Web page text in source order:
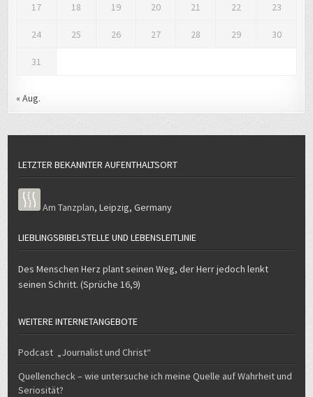
17 18 19 20 21 22 23
24 25 26 27 28 29 30
31
« Aug.
LETZTER BEKANNTER AUFENTHALTSORT
Am Tanzplan,Leipzig,Germany
LIEBLINGSBIBELSTELLE UND LEBENSLEITLINIE
Des Menschen Herz plant seinen Weg, der Herr jedoch lenkt
seinen Schritt. (Sprüche 16,9)
WEITERE INTERNETANGEBOTE
Podcast „Journalist und Christ“
Quellencheck – wie untersuche ich meine Quelle auf Wahrheit und
Seriosität?